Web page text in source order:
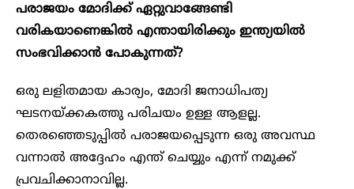
പരാജയം മോദിക്ക് ഏറ്റുവാങ്ങേണ്ടി
വരികയാണെങ്കിൽ എന്തായിരിക്കും ഇന്ത്യയിൽ
സംഭവിക്കാൻ പോകുന്നത്?
ഒരു ലളിതമായ കാര്യം, മോദി ജനാധിപത്യ
ഘടനയ്ക്കകത്തു പരിചയം ഉള്ള ആളല്ല.
തെരഞ്ഞെടുപ്പിൽ പരാജയപ്പെടുന്ന ഒരു അവസ്ഥ
വന്നാൽ അദ്ദേഹം എന്ത് ചെയ്യും എന്ന് നമുക്ക്
പ്രവചിക്കാനാവില്ല.